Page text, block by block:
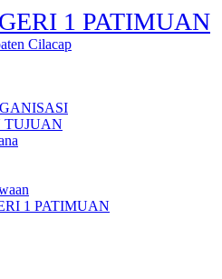
1 PATIMUAN
Cilacap
TUJUAN
1 PATIMUAN